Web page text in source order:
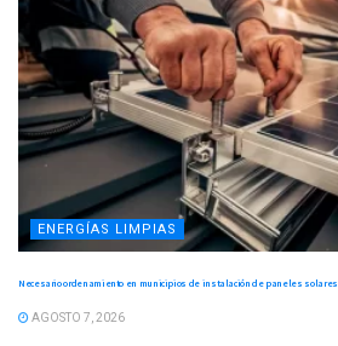
ENERGÍAS LIMPIAS
Necesario ordenamiento en municipios de instalación de paneles solares
AGOSTO 7, 2026